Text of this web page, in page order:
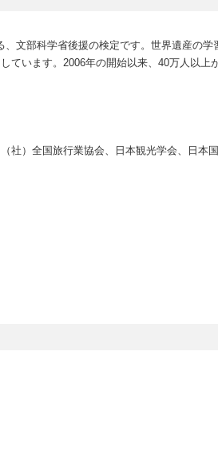
文部科学省後援の検定です。世界遺産の
ています。2006年の開始以来、40万人以上
社）全国旅行業協会、日本観光学会、日本